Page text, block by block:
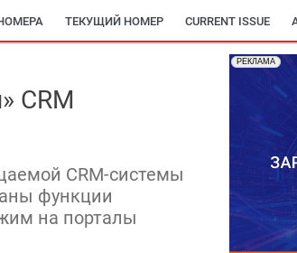
ТЕКУЩИЙ НОМЕР CURRENT ISSUE
CRM
CRM-системы
функции
на порталы
РЕКЛАМА